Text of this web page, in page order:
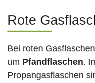
Rote
Bei roten
um Pfandflaschen.
Propangasflaschen